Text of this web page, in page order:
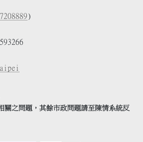
)
關之問題，其餘市政問題請至陳情系統反